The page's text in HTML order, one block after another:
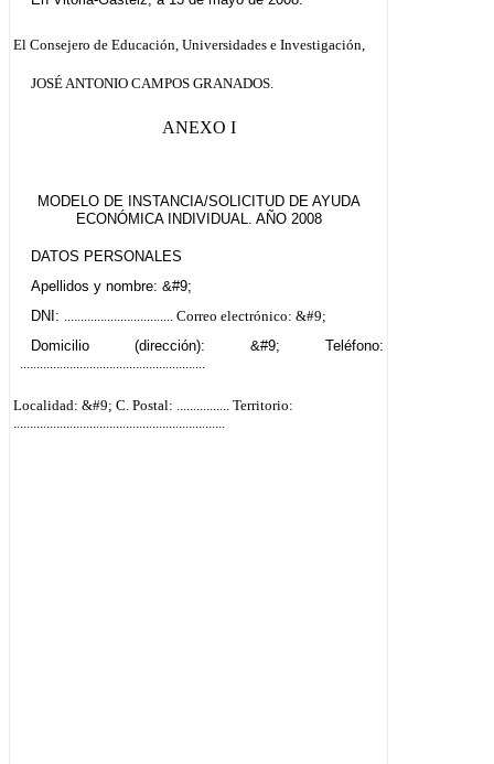
El Consejero de Educación, Universidades e Investigación,
JOSÉ ANTONIO CAMPOS GRANADOS.
ANEXO I
MODELO DE INSTANCIA/SOLICITUD DE AYUDA
ECONÓMICA INDIVIDUAL. AÑO 2008
DATOS PERSONALES
Apellidos y nombre: &#9;
DNI:
Correo electrónico: &#9;
Domicilio (dirección): &#9; Teléfono:
Localidad: &#9; C. Postal:
Territorio: